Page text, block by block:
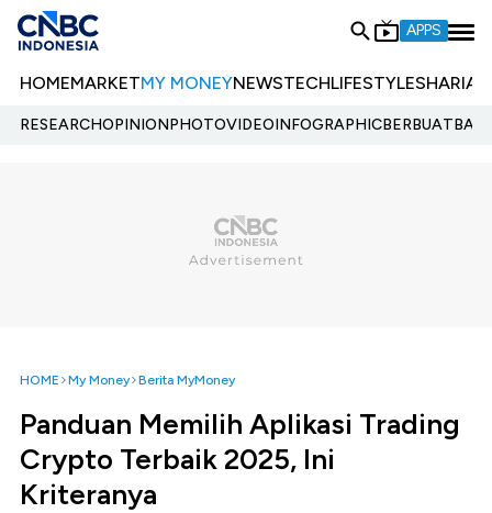
APPS
HOMEMARKETMY MONEYNEWSTECHLIFESTYLESHARIA
RESEARCHOPINIONPHOTOVIDEOINFOGRAPHIC
HOME My Money Berita MyMoney
Panduan Memilih Aplikasi Trading
Crypto Terbaik 2025, Ini
Kriteranya